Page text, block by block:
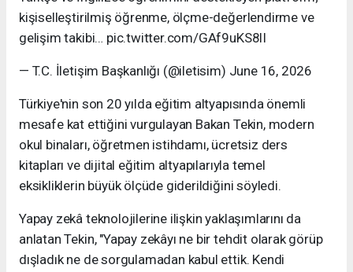
kişiselleştirilmiş öğrenme, ölçme-değerlendirme ve
gelişim takibi… pic.twitter.com/GAf9uKS8lI
— T.C. İletişim Başkanlığı (@iletisim) June 16, 2026
Türkiye'nin son 20 yılda eğitim altyapısında önemli
mesafe kat ettiğini vurgulayan Bakan Tekin, modern
okul binaları, öğretmen istihdamı, ücretsiz ders
kitapları ve dijital eğitim altyapılarıyla temel
eksikliklerin büyük ölçüde giderildiğini söyledi.
Yapay zekâ teknolojilerine ilişkin yaklaşımlarını da
anlatan Tekin, "Yapay zekâyı ne bir tehdit olarak görüp
dışladık ne de sorgulamadan kabul ettik. Kendi